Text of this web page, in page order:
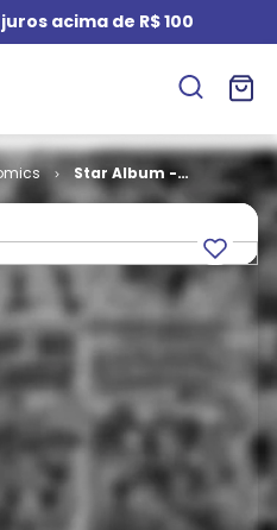
acima de R$ 100
Star Album -
3ª Série -
38